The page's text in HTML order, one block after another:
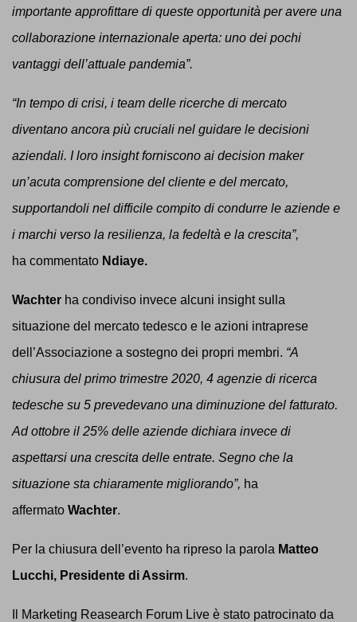
importante approfittare di queste opportunità per avere una
collaborazione internazionale aperta: uno dei pochi
vantaggi dell’attuale pandemia”.
“In tempo di crisi, i team delle ricerche di mercato
diventano ancora più cruciali nel guidare le decisioni
aziendali. I loro insight forniscono ai decision maker
un’acuta comprensione del cliente e del mercato,
supportandoli nel difficile compito di condurre le aziende e
i marchi verso la resilienza, la fedeltà e la crescita”,
ha commentato Ndiaye.
Wachter ha condiviso invece alcuni insight sulla
situazione del mercato tedesco e le azioni intraprese
dell’Associazione a sostegno dei propri membri. “A
chiusura del primo trimestre 2020, 4 agenzie di ricerca
tedesche su 5 prevedevano una diminuzione del fatturato.
Ad ottobre il 25% delle aziende dichiara invece di
aspettarsi una crescita delle entrate. Segno che la
situazione sta chiaramente migliorando”, ha
affermato Wachter.
Per la chiusura dell’evento ha ripreso la parola Matteo
Lucchi, Presidente di Assirm.
Il Marketing Reasearch Forum Live è stato patrocinato da